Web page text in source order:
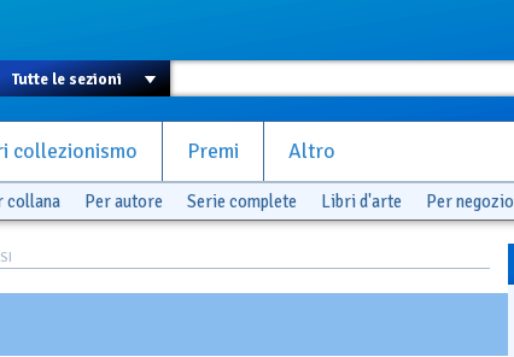
collezionismo Premi Altro
collana Per autore Serie complete Libri d'arte Per negozio